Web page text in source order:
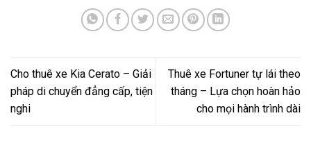
Cho thuê xe Kia Cerato – Giải
pháp di chuyển đẳng cấp, tiện
nghi
Thuê xe Fortuner tự lái theo
tháng – Lựa chọn hoàn hảo
cho mọi hành trình dài